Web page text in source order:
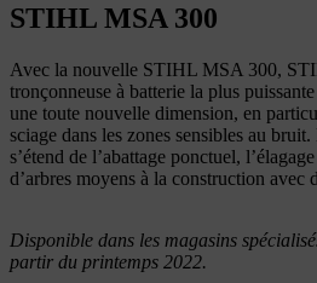
STIHL MSA 300
Avec la nouvelle STIHL MSA 300,
tronçonneuse à batterie la plus
une toute nouvelle dimension, en
sciage dans les zones sensibles au
s’étend de l’abattage ponctuel,
d’arbres moyens à la construction avec
Disponible dans les magasins
partir du printemps 2022.